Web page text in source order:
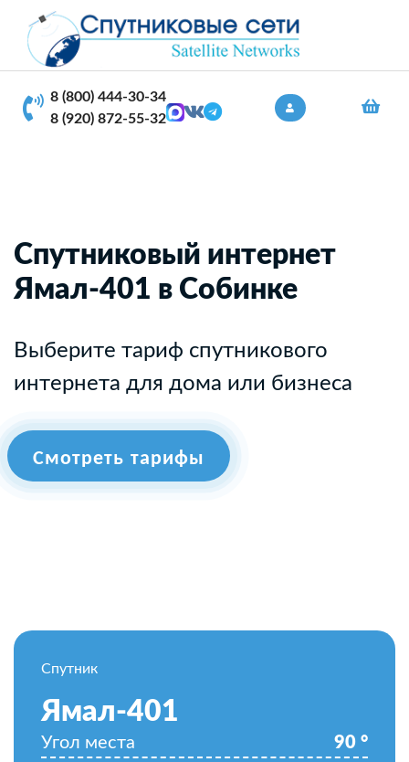
8 (800) 444-30-34
8 (920) 872-55-32
Спутниковый интернет
Ямал-401 в Собинке
Выберите тариф спутникового
интернета для дома или бизнеса
Смотреть тарифы
Спутник
Ямал-401
Угол места 90 °